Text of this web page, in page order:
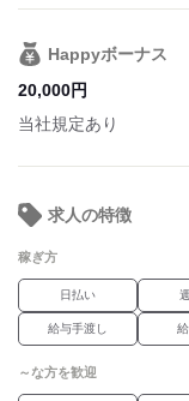
●昇給あり
●経験・能力考慮
●日払いOK
●自己申告制・固定シ
●未経験者さん大歓迎
●ブランク有りさん大
●ドレス代支給
●待機時給カットなし
●髪型・髪色・ネイル
●即日面接OK
●見学OK
●お酒が飲めなくても
●Wワーク、学生、OL
●リニューアルオープン
Happyボーナス
20,000円
当社規定あり
求人の特徴
稼ぎ方
日払い
給与手渡し
～な方を歓迎